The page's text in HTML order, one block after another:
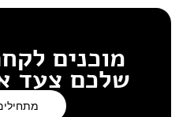
מוכנים
שלכם צעד